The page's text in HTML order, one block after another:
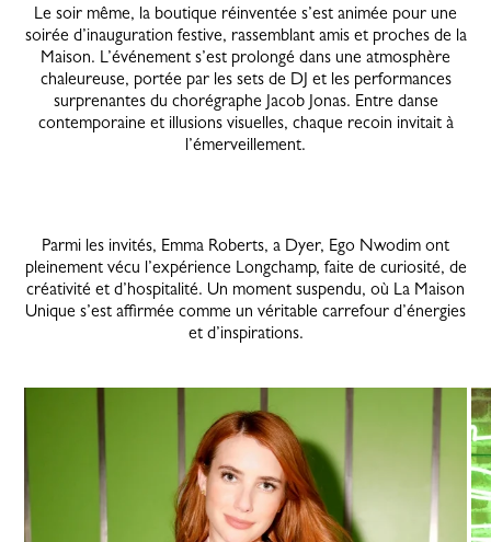
Le soir même, la boutique réinventée s’est animée pour une
soirée d’inauguration festive, rassemblant amis et proches de la
Maison. L’événement s’est prolongé dans une atmosphère
chaleureuse, portée par les sets de DJ et les performances
surprenantes du chorégraphe Jacob Jonas. Entre danse
contemporaine et illusions visuelles, chaque recoin invitait à
l’émerveillement.
Parmi les invités, Emma Roberts, a Dyer, Ego Nwodim ont
pleinement vécu l’expérience Longchamp, faite de curiosité, de
créativité et d’hospitalité. Un moment suspendu, où La Maison
Unique s’est affirmée comme un véritable carrefour d’énergies
et d’inspirations.